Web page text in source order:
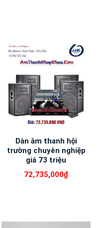
Dàn âm thanh hội
trường chuyên nghiệp
giá 73 triệu
72,735,000₫